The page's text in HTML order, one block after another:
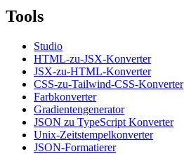
Tools
Studio
HTML-zu-JSX-Konverter
JSX-zu-HTML-Konverter
CSS-zu-Tailwind-CSS-Konverter
Farbkonverter
Gradientengenerator
JSON zu TypeScript Konverter
Unix-Zeitstempelkonverter
JSON-Formatierer